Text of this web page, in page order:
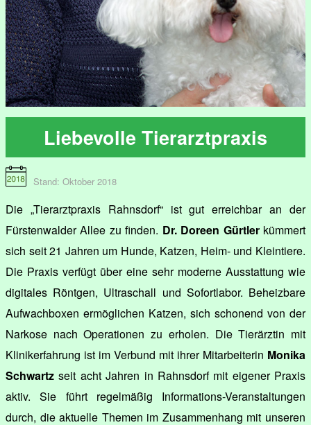
Liebevolle Tierarztpraxis
Stand: Oktober 2018
Die „Tierarztpraxis Rahnsdorf“ ist gut erreichbar an der
Fürstenwalder Allee zu finden. Dr. Doreen Gürtlerkümmert
sich seit 21 Jahren um Hunde, Katzen, Heim- und Kleintiere.
Die Praxis verfügt über eine sehr moderne Ausstattung wie
digitales Röntgen, Ultraschall und Sofortlabor. Beheizbare
Aufwachboxen ermöglichen Katzen, sich schonend von der
Narkose nach Operationen zu erholen. Die Tierärztin mit
Klinikerfahrung ist im Verbund mit ihrer Mitarbeiterin Monika
Schwartz seit acht Jahren in Rahnsdorf mit eigener Praxis
aktiv. Sie führt regelmäßig Informations-Veranstaltungen
durch, die aktuelle Themen im Zusammenhang mit unseren